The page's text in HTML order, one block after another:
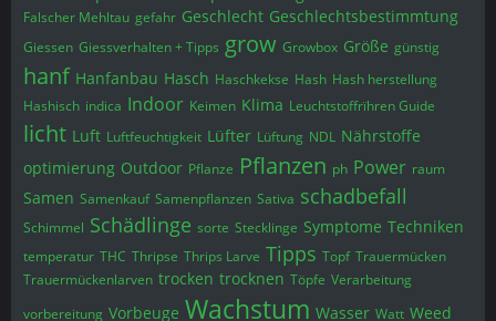
Falscher Mehltau gefahr Geschlecht Geschlechtsbestimmtung
Giessen Giessverhalten + Tipps grow Growbox Größe günstig
hanf Hanfanbau Hasch Haschkekse Hash Hash herstellung
Hashisch indica Indoor Keimen Klima Leuchtstoffrïhren Guide
licht Luft Luftfeuchtigkeit Lüfter Lüftung NDL Nährstoffe
optimierung Outdoor Pflanze Pflanzen ph Power raum
Samen Samenkauf Samenpflanzen Sativa schadbefall
Schimmel Schädlinge sorte Stecklinge Symptome Techniken
temperatur THC Thripse Thrips Larve Tipps Topf Trauermücken
Trauermückenlarven trocken trocknen Töpfe Verarbeitung
vorbereitung Vorbeuge Wachstum Wasser Watt Weed